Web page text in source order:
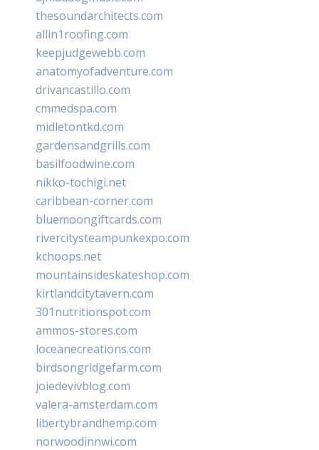
thesoundarchitects.com
allin1roofing.com
keepjudgewebb.com
anatomyofadventure.com
drivancastillo.com
cmmedspa.com
midletontkd.com
gardensandgrills.com
basilfoodwine.com
nikko-tochigi.net
caribbean-corner.com
bluemoongiftcards.com
rivercitysteampunkexpo.com
kchoops.net
mountainsideskateshop.com
kirtlandcitytavern.com
301nutritionspot.com
ammos-stores.com
loceanecreations.com
birdsongridgefarm.com
joiedevivblog.com
valera-amsterdam.com
libertybrandhemp.com
norwoodinnwi.com